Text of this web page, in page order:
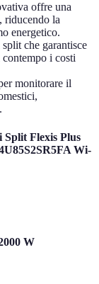
offre una
riducendo la
energetico.
che garantisce
i costi
monitorare il
Flexis Plus
Wi-
W